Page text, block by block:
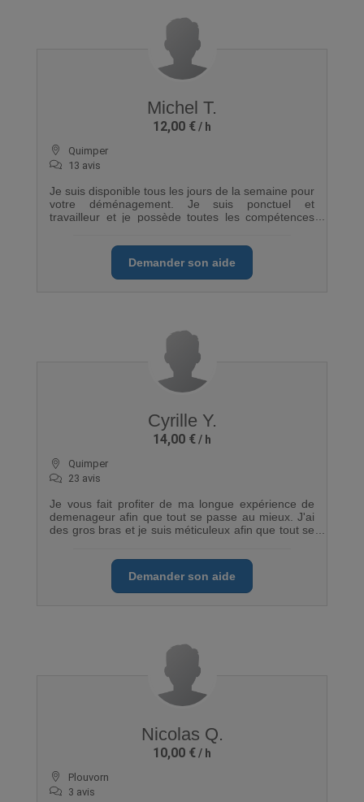
Michel T.
12,00 €
Quimper
13 avis
Je suis disponible tous les jours de la semaine pour
votre déménagement. Je suis ponctuel et
travailleur et je possède toutes les compétences
Demander son aide
Cyrille Y.
14,00 €
Quimper
23 avis
Je vous fait profiter de ma longue expérience de
demenageur afin que tout se passe au mieux. J'ai
des gros bras et je suis méticuleux afin que tout se
Demander son aide
Nicolas Q.
10,00 €
Plouvorn
3 avis